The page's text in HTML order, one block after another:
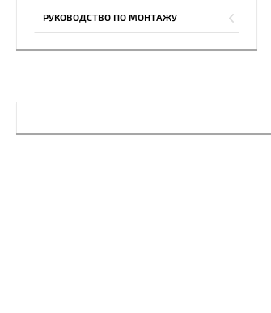
РУКОВОДСТВО ПО МОНТАЖУ